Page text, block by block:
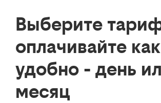
Выберите
оплачивайте как
удобно - день
месяц